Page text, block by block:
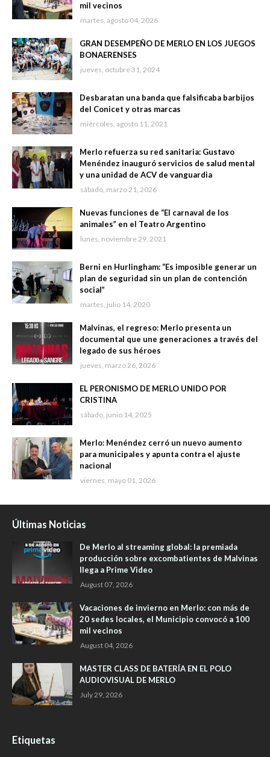
mil vecinos
martes, agosto 04, 2026
GRAN DESEMPEÑO DE MERLO EN LOS JUEGOS
BONAERENSES
jueves, octubre 31, 2024
Desbaratan una banda que falsificaba barbijos
del Conicet y otras marcas
miércoles, agosto 11, 2021
Merlo refuerza su red sanitaria: Gustavo
Menéndez inauguró servicios de salud mental
y una unidad de ACV de vanguardia
sábado, marzo 21, 2026
Nuevas funciones de “El carnaval de los
animales” en el Teatro Argentino
lunes, noviembre 29, 2021
Berni en Hurlingham: “Es imposible generar un
plan de seguridad sin un plan de contención
social”
martes, julio 14, 2020
Malvinas, el regreso: Merlo presenta un
documental que une generaciones a través del
legado de sus héroes
jueves, marzo 26, 2026
EL PERONISMO DE MERLO UNIDO POR
CRISTINA
sábado, junio 14, 2025
Merlo: Menéndez cerró un nuevo aumento
para municipales y apunta contra el ajuste
nacional
viernes, mayo 01, 2026
Últimas Noticias
De Merlo al streaming global: la premiada
producción sobre excombatientes de Malvinas
llega a Prime Video
August 07, 2026
Vacaciones de invierno en Merlo: con más de
20 sedes locales, el Municipio convocó a 100
mil vecinos
August 04, 2026
MASTER CLASS DE BATERÍA EN EL POLO
AUDIOVISUAL DE MERLO
July 29, 2026
Etiquetas